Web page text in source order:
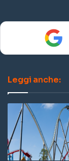
Leggi anche: